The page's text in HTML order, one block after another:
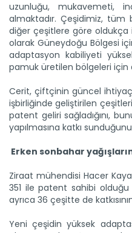
uzunluğu, mukavemeti,
almaktadır. Çeşidimiz, tüm
diğer çeşitlere göre oldukça
olarak Güneydoğu Bölgesi
adaptasyon kabiliyeti
pamuk üretilen bölgeleri için
Cerit, çiftçinin güncel
işbirliğinde geliştirilen
patent geliri sağladığını,
yapılmasına katkı
Erken sonbahar
Ziraat mühendisi Hacer
351 ile patent sahibi olduğu
ayrıca 36 çeşitte de
Yeni çeşidin yüksek
Bakan Yumaklı, orman...
Tarım ve Orman Bakanı
Isparta...
Devamını Oku ->
Taşköprü sarımsağı
Küresel iş birliklerinin
Devamını Oku ->